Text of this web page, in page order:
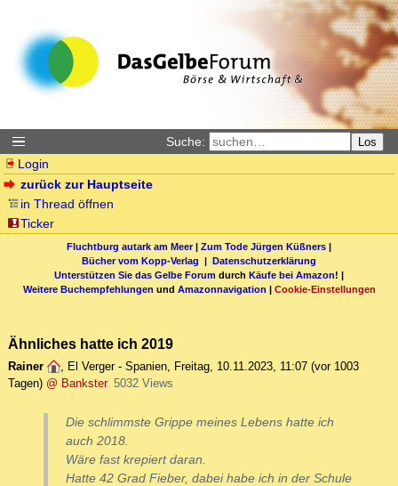
Suche: Los
Login
zurück zur Hauptseite
in Thread öffnen
Ticker
Fluchtburg autark am Meer| Zum Tode Jürgen Küßners |
Bücher vom Kopp-Verlag | Datenschutzerklärung
Unterstützen Sie das Gelbe Forum durch Käufe bei Amazon! |
Weitere Buchempfehlungen und Amazonnavigation | Cookie-Einstellungen
Ähnliches hatte ich 2019
Rainer , El Verger - Spanien, Freitag, 10.11.2023, 11:07 (vor 1003
Tagen) @ Bankster 5032 Views
Die schlimmste Grippe meines Lebens hatte ich
auch 2018.
Wäre fast krepiert daran.
Hatte 42 Grad Fieber, dabei habe ich in der Schule